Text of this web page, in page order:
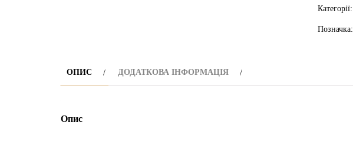
Категорії:
Позначка:
ОПИС ДОДАТКОВА ІНФОРМАЦІЯ
Опис